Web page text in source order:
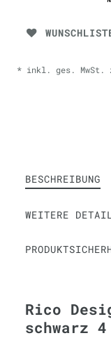
* inkl. ges. MwSt.
BESCHREIBUNG
WEITERE
Rico
schwarz